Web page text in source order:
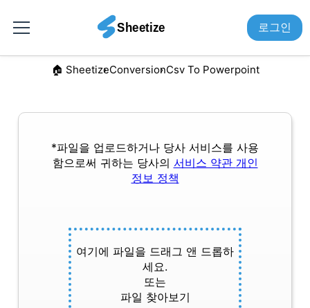
로그인
🏠︎ SheetizeConversionCsv To Powerpoint
*파일을 업로드하거나 당사 서비스를 사용
함으로써 귀하는 당사의 서비스 약관 개인
정보 정책
여기에 파일을 드래그 앤 드롭하
세요.
또는
파일 찾아보기